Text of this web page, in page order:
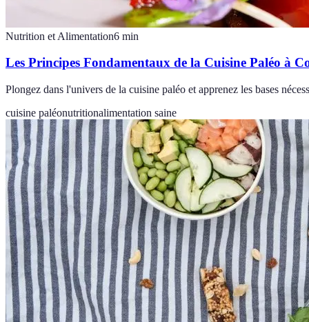
Nutrition et Alimentation6 min
Les Principes Fondamentaux de la Cuisine Paléo à
Plongez dans l'univers de la cuisine paléo et apprenez les bases
cuisine paléonutritionalimentation saine